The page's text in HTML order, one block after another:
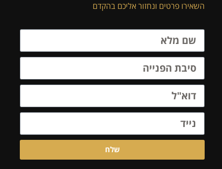
השאירו פרטים ונחזור אליכם בהקדם
שלח